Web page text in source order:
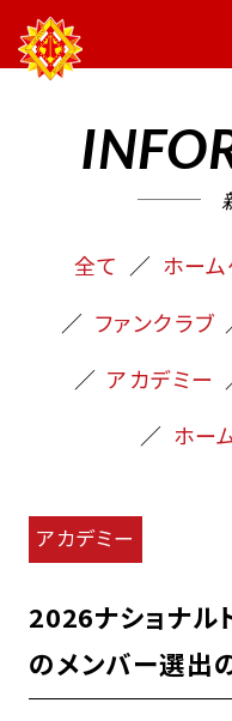
全て ホー
ファンクラブ
アカデミー
ホー
アカデミー
2026ナショナル
のメンバー選出